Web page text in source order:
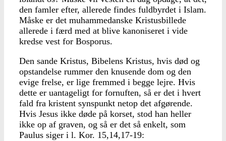
den famler efter, allerede findes fuldbyrdet i Islam.
Måske er det muhammedanske Kristusbillede
allerede i færd med at blive kanoniseret i vide
kredse vest for Bosporus.
Den sande Kristus, Bibelens Kristus, hvis død og
opstandelse rummer den knusende dom og den
evige frelse, er lige fremmed i begge lejre. Hvis
dette er uantageligt for fornuften, så er det i hvert
fald fra kristent synspunkt netop det afgørende.
Hvis Jesus ikke døde på korset, stod han heller
ikke op af graven, og så er det så enkelt, som
Paulus siger i l. Kor. 15,14,17-19: